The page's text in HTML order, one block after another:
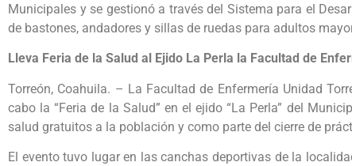
Municipales y se gestionó a través del Sistema para el
de bastones, andadores y sillas de ruedas para adultos
Lleva Feria de la Salud al Ejido La Perla la Facultad de
Torreón, Coahuila. – La Facultad de Enfermería Unidad
cabo la “Feria de la Salud” en el ejido “La Perla” del
salud gratuitos a la población y como parte del cierre de
El evento tuvo lugar en las canchas deportivas de la